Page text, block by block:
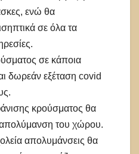
ενώ θα
σε όλα τα
σε κάποια
δωρεάν εξέταση covid
κρούσματος θα
απολύμανση του χώρου.
απολυμάνσεις θα